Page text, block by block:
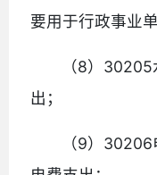
要用于行政事业
（8）
出；
（9）